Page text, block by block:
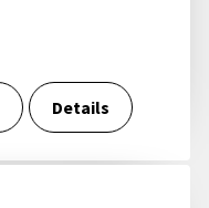
Details